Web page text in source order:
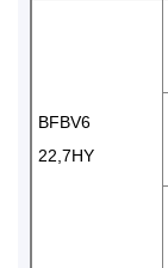
BFBV6
22,7HY